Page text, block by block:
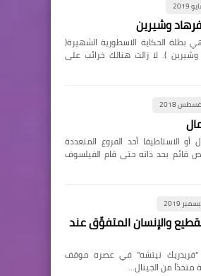
وشيرين
بطلة الحكاية الاسطورية الشهيرة(
). لا زالت هنالك خرائب على
أو الاستاطيقا أحد الفروع المتعددة
قائم بحد ذاته حتى قام الفيلسوف
والإنسان المتفوِّق عند
"فريدريك نيتشه" في عصره موقف
متخذاً من الجينال…